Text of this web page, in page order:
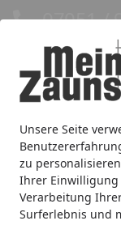
Unsere Seite
zu
Ihrer Einwilligung
Verarbeitung
Surferlebnis und
07051 /
Sichtschutz
Zaunmarken
Sichtschutz